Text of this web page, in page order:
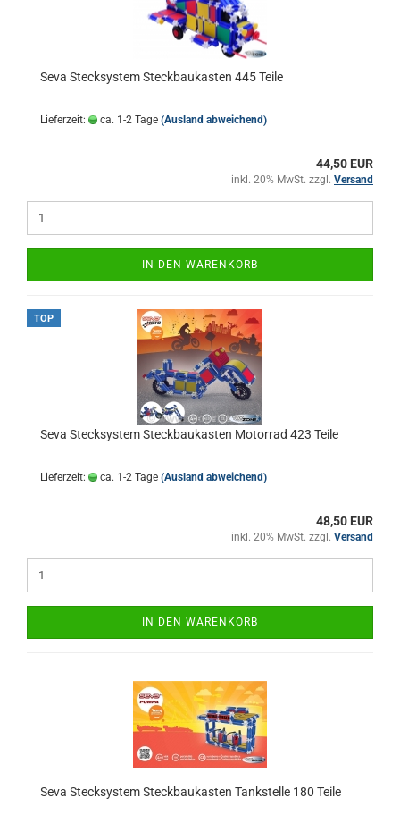
Seva Stecksystem Steckbaukasten 445 Teile
Lieferzeit: ca. 1-2 Tage (Ausland abweichend)
44,50 EUR
inkl. 20% MwSt. zzgl. Versand
IN DEN WARENKORB
TOP
Seva Stecksystem Steckbaukasten Motorrad 423 Teile
Lieferzeit: ca. 1-2 Tage (Ausland abweichend)
48,50 EUR
inkl. 20% MwSt. zzgl. Versand
IN DEN WARENKORB
Seva Stecksystem Steckbaukasten Tankstelle 180 Teile